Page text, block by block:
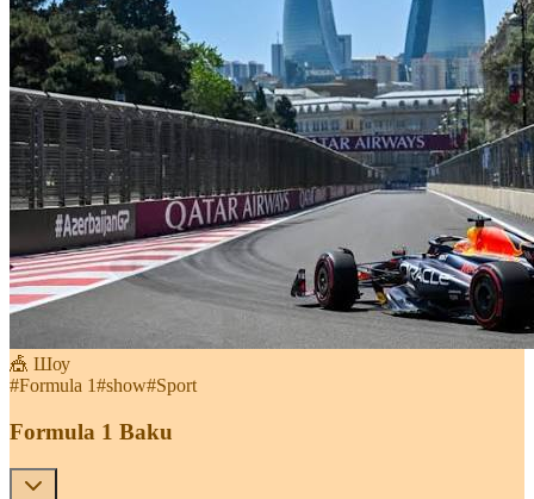
🎪 Шоу
#Formula 1#show#Sport
Formula 1 Baku